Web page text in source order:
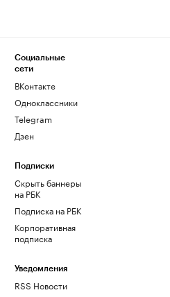
Социальные
сети
ВКонтакте
Одноклассники
Telegram
Дзен
Подписки
Скрыть баннеры
на РБК
Подписка на РБК
Корпоративная
подписка
Уведомления
RSS Новости